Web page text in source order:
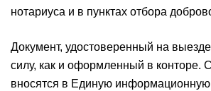
нотариуса и в пунктах отбора
Документ, удостоверенный на
силу, как и оформленный в конторе.
вносятся в Единую информационную